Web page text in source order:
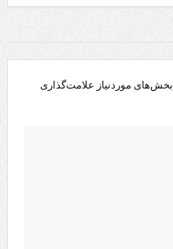
بخش‌های موردنیاز علامت‌گذاری